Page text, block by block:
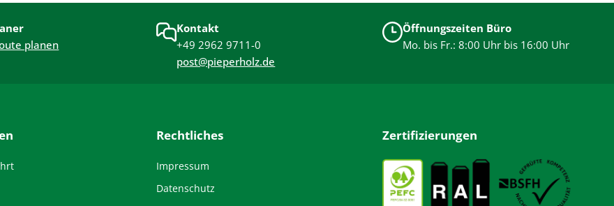
planen
Kontakt
+49 2962 9711-0
post@pieperholz.de
Öffnungszeiten Büro
Mo. bis Fr.: 8:00 Uhr bis 16:00 Uhr
Rechtliches
Impressum
Datenschutz
Zertifizierungen